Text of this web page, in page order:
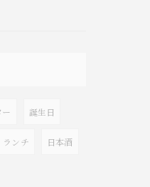
誕生日
ランチ 日本酒